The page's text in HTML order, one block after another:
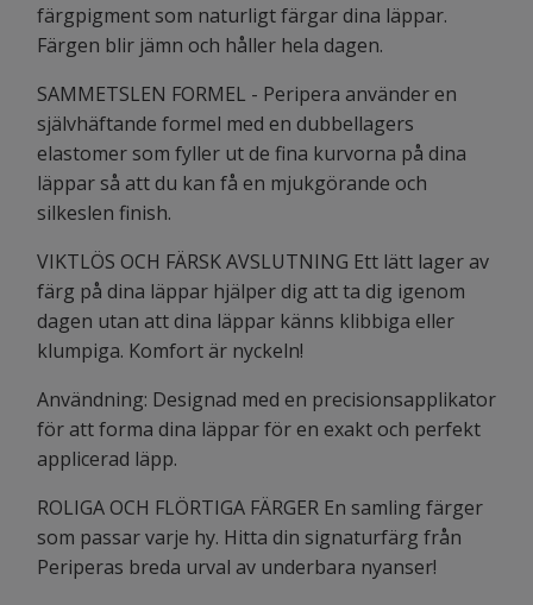
färgpigment som naturligt färgar dina läppar.
Färgen blir jämn och håller hela dagen.
SAMMETSLEN FORMEL - Peripera använder en
självhäftande formel med en dubbellagers
elastomer som fyller ut de fina kurvorna på dina
läppar så att du kan få en mjukgörande och
silkeslen finish.
VIKTLÖS OCH FÄRSK AVSLUTNING Ett lätt lager av
färg på dina läppar hjälper dig att ta dig igenom
dagen utan att dina läppar känns klibbiga eller
klumpiga. Komfort är nyckeln!
Användning: Designad med en precisionsapplikator
för att forma dina läppar för en exakt och perfekt
applicerad läpp.
ROLIGA OCH FLÖRTIGA FÄRGER En samling färger
som passar varje hy. Hitta din signaturfärg från
Periperas breda urval av underbara nyanser!